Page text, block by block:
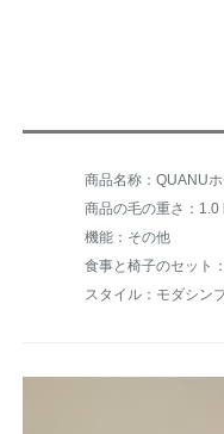
商品の毛の重さ：1.0
機能：その他
スタイル：モダシン